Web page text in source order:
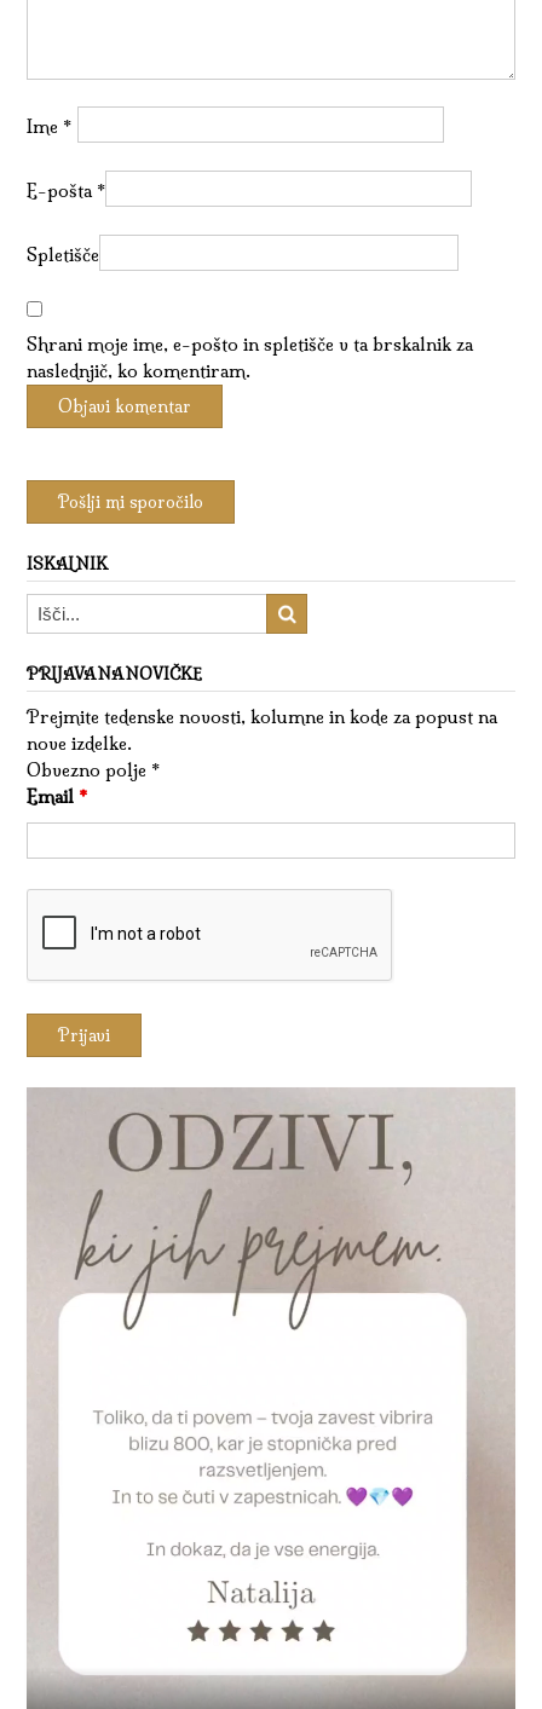
Ime *
E-pošta *
Spletišče
Shrani moje ime, e-pošto in spletišče v ta brskalnik za
naslednjič, ko komentiram.
ISKALNIK
PRIJAVA NA NOVIČKE
Prejmite tedenske novosti, kolumne in kode za popust na
nove izdelke.
Obvezno polje *
Email *